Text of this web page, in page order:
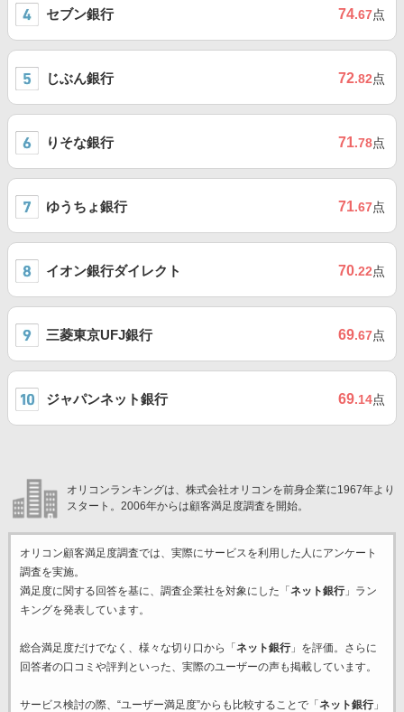
セブン銀行 74.67点
じぶん銀行 72.82点
りそな銀行 71.78点
ゆうちょ銀行 71.67点
イオン銀行ダイレクト 70.22点
三菱東京UFJ銀行 69.67点
ジャパンネット銀行 69.14点
オリコンランキングは、株式会社オリコンを前身企業に1967年より
スタート。2006年からは顧客満足度調査を開始。
オリコン顧客満足度調査では、実際にサービスを利用した 人にアンケート
調査を実施。
満足度に関する回答を基に、調査企業社を対象にした「 ネット銀行」ラン
キングを発表しています。
総合満足度だけでなく、様々な切り口から「 ネット銀行」を評価。さらに
回答者の口コミや評判といった、実際のユーザーの声も掲載しています。
サービス検討の際、“ユーザー満足度”からも比較することで「 ネット銀行」